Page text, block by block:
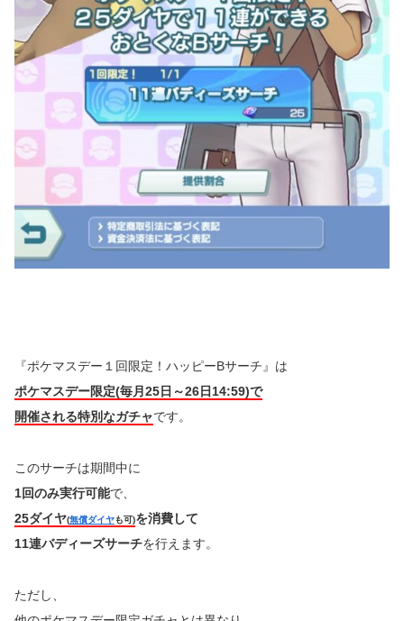
『ポケマスデー１回限定！ハッピーBサーチ』は
ポケマスデー限定(毎月25日～26日14:59)で
開催される特別なガチャです。
このサーチは期間中に
1回のみ実行可能で、
25ダイヤ(無償ダイヤも可)を消費して
11連バディーズサーチを行えます。
ただし、